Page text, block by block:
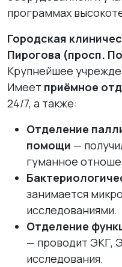
программах
Городская
Пирогова (просп.
Крупнейшее
Имеет приёмное
24/7, а также:
Отделение
помощи —
гуманное
занимается
исследованиями.
Отделение
— проводит ЭКГ,
исследования.